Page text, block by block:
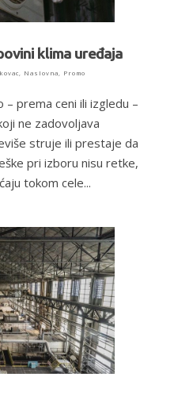
klima uređaja
, Naslovna, Promo
– prema ceni ili izgledu –
ne zadovoljava
struje ili prestaje da
pri izboru nisu retke,
tokom cele...